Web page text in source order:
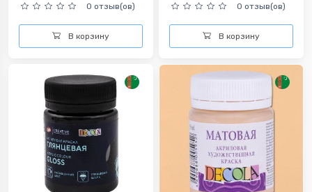
0 отзыв(ов)
В корзину
0 отзыв(ов)
В корзину